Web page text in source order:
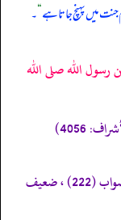
میں پہنچ جاتا ہے“۔
الله صلى الله
«تفرد بہ المؤلف (تحفة الأشراف: 4056)
ضعيف، المشكاة (216) // والصواب (222) ، ضعيف